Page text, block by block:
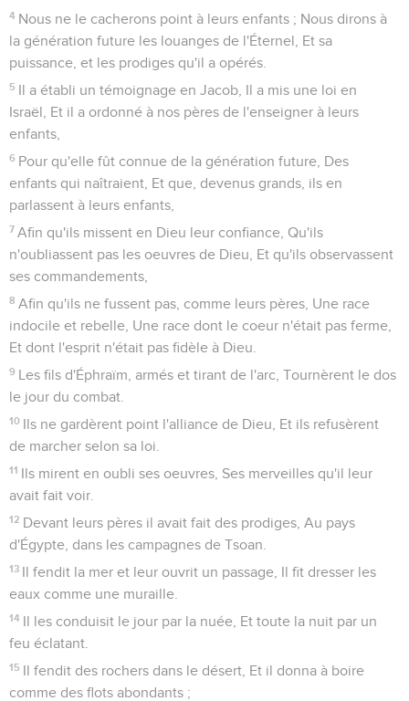
4 Nous ne le cacherons point à leurs enfants ; Nous dirons à
la génération future les louanges de l'Éternel, Et sa
puissance, et les prodiges qu'il a opérés.
5 Il a établi un témoignage en Jacob, Il a mis une loi en
Israël, Et il a ordonné à nos pères de l'enseigner à leurs
enfants,
6 Pour qu'elle fût connue de la génération future, Des
enfants qui naîtraient, Et que, devenus grands, ils en
parlassent à leurs enfants,
7 Afin qu'ils missent en Dieu leur confiance, Qu'ils
n'oubliassent pas les oeuvres de Dieu, Et qu'ils observassent
ses commandements,
8 Afin qu'ils ne fussent pas, comme leurs pères, Une race
indocile et rebelle, Une race dont le coeur n'était pas ferme,
Et dont l'esprit n'était pas fidèle à Dieu.
9 Les fils d'Éphraïm, armés et tirant de l'arc, Tournèrent le dos
le jour du combat.
10 Ils ne gardèrent point l'alliance de Dieu, Et ils refusèrent
de marcher selon sa loi.
11 Ils mirent en oubli ses oeuvres, Ses merveilles qu'il leur
avait fait voir.
12 Devant leurs pères il avait fait des prodiges, Au pays
d'Égypte, dans les campagnes de Tsoan.
13 Il fendit la mer et leur ouvrit un passage, Il fit dresser les
eaux comme une muraille.
14 Il les conduisit le jour par la nuée, Et toute la nuit par un
feu éclatant.
15 Il fendit des rochers dans le désert, Et il donna à boire
comme des flots abondants ;